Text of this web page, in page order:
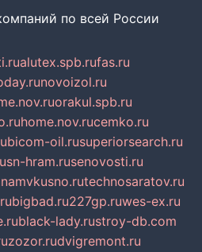
по всей России
alutex.spb.rufas.ru
novoizol.ru
orakul.spb.ru
home.nov.rucemko.ru
bicom-oil.rusuperiorsearch.ru
sn-hram.rusenovosti.ru
technosaratov.ru
bigbad.ru227gp.ruwes-ex.ru
black-lady.rustroy-db.com
zozor.rudvigremont.ru